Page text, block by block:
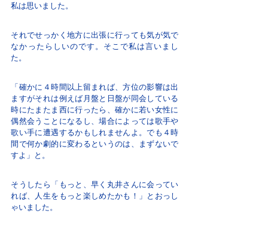
私は思いました。
それでせっかく地方に出張に行っても気が気で
なかったらしいのです。そこで私は言いまし
た。
「確かに４時間以上留まれば、方位の影響は出
ますがそれは例えば月盤と日盤が同会している
時にたまたま西に行ったら、確かに若い女性に
偶然会うことになるし、場合によっては歌手や
歌い手に遭遇するかもしれませんよ。でも４時
間で何か劇的に変わるというのは、まずないで
すよ」と。
そうしたら「もっと、早く丸井さんに会ってい
れば、人生をもっと楽しめたかも！」とおっし
ゃいました。